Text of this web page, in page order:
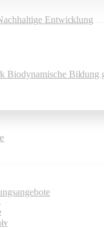
Entwicklung
Biodynamische Bildung